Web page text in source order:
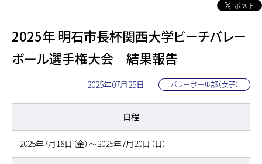
2025年 明石市長杯関西大学ビーチバレー
ボール選手権大会 結果報告
2025年07月25日 バレーボール部（女子）
日程
2025年7月18日（金）～2025年7月20日（日）